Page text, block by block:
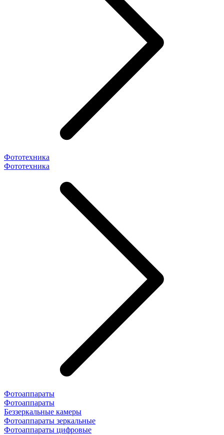
Фототехника
Фототехника
Фотоаппараты
Фотоаппараты
Беззеркальные камеры
Фотоаппараты зеркальные
Фотоаппараты цифровые